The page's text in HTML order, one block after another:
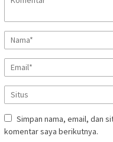
Simpan nama, email, dan
komentar saya berikutnya.